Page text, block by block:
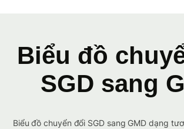
Biểu đồ
SGD sang
Biểu đồ chuyển đổi SGD sang GMD dạng